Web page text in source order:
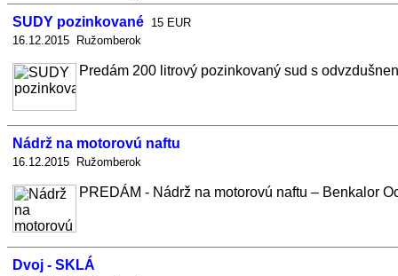
SUDY pozinkované 15 EUR
16.12.2015 Ružomberok
Predám 200 litrový pozinkovaný sud s
Nádrž na motorovú naftu
16.12.2015 Ružomberok
PREDÁM - Nádrž na motorovú naftu – Benkalor
Dvoj - SKLÁ